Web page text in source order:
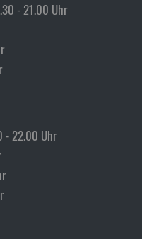
- 21.00 Uhr
- 22.00 Uhr